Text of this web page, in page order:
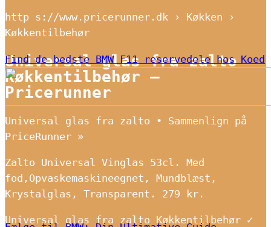
Find de bedste BMW F11 reservedele hos Koed
http s://www.pricerunner.dk › Køkken ›
Køkkentilbehør
Universal glas fra zalto
Køkkentilbehør –
Pricerunner
Universal glas fra zalto • Sammenlign på
PriceRunner »
Zalto Universal Vinglas 53cl. Med
fod,Opvaskemaskineegnet, Mundblæst,
Krystalglas, Transparent. 279 kr.
Universal glas fra zalto Køkkentilbehør ✓